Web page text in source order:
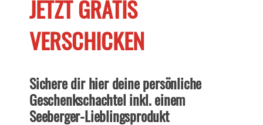
JETZT GRATIS
VERSCHICKEN
Sichere dir hier deine persönliche
Geschenkschachtel inkl. einem
Seeberger-Lieblingsprodukt